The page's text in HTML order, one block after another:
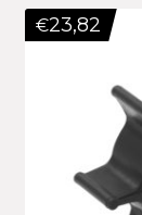
€23,82